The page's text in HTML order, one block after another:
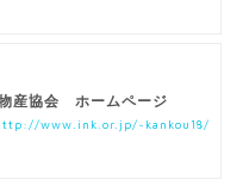
産協会 ホームページ
www.ink.or.jp/~kankou18/